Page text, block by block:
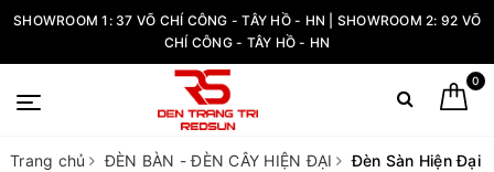
SHOWROOM 1: 37 VÕ CHÍ CÔNG - TÂY HỒ - HN | SHOWROOM 2: 92 VÕ
CHÍ CÔNG - TÂY HỒ - HN
0
Trang chủ ĐÈN BÀN - ĐÈN CÂY HIỆN ĐẠI
Đèn Sàn Hiện Đại